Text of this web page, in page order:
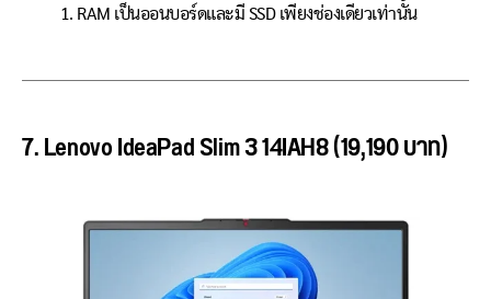
RAM เป็นออนบอร์ดและมี SSD เพียงช่องเดียวเท่านั้น
7. Lenovo IdeaPad Slim 3 14IAH8 (19,190 บาท)